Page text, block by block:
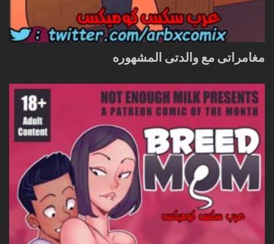
مغامراتى مع والدتى المشهوره